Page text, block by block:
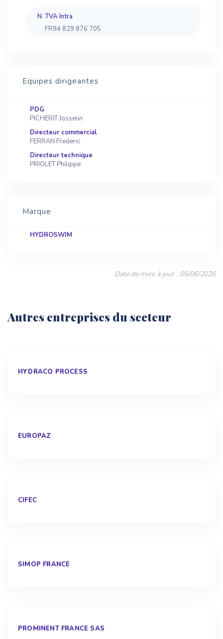
N. TVA Intra
FR94 829 876 705
Equipes dirigeantes
PDG
PICHERIT Josselin
Directeur commercial
FERRAN Frederic
Directeur technique
PRIOLET Philippe
Marque
HYDROSWIM
Date de mise à jour : 05/06/2026
Autres entreprises du secteur
HYDRACO PROCESS
EUROPAZ
CIFEC
SIMOP FRANCE
PROMINENT FRANCE SAS